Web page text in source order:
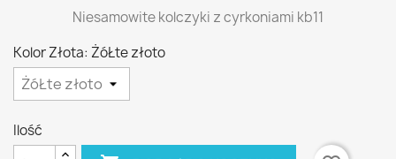
Niesamowite kolczyki z cyrkoniami kb11
Kolor Złota: ŻóŁte złoto
Ilość